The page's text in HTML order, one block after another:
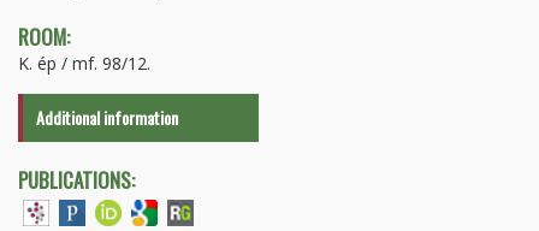
ROOM:
K. ép / mf. 98/12.
Additional information
PUBLICATIONS: